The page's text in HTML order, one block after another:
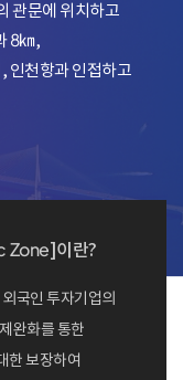
관문에 위치하고
8㎞,
인천항과 인접하고
Zone]이란?
국인 투자기업의
완화를 통한
한 보장하여